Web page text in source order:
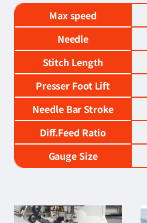
Max speed
Needle
Stitch Length
Presser Foot Lift
Needle Bar Stroke
Diff.Feed Ratio
Gauge Size